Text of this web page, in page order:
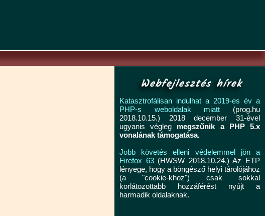
Webfejlesztés hírek
Katasztrofálisan indulhat a 2019-es év a
PHP-s weboldalak miatt (prog.hu
2018.10.15.) 2018 december 31-ével
ugyanis végleg megszűnik a PHP 5.x
vonalának támogatása.
Jobb követés elleni védelemmel jön a
Firefox 63(HWSW 2018.10.24.) Az ETP
lényege, hogy a böngésző helyi tárolójához
(a "cookie-khoz") csak sokkal
korlátozottabb hozzáférést nyújt a
harmadik oldalaknak.